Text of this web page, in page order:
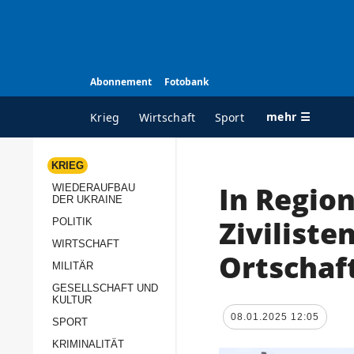
Abonnement Fotobank
Krieg Wirtschaft Sport mehr ☰
ALLE RUBRIKEN
Wiederaufbau der
Politik
Militär
KRIEG
WIEDERAUFBAU
DER UKRAINE
POLITIK
WIRTSCHAFT
MILITÄR
GESELLSCHAFT UND
KULTUR
SPORT
KRIMINALITÄT
In
08.01.2025 12:05